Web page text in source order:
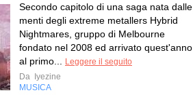
Secondo capitolo di una saga nata dalle
menti degli extreme metallers Hybrid
Nightmares, gruppo di Melbourne
fondato nel 2008 ed arrivato quest'anno
al primo...
Leggere il seguito
Da
Iyezine
MUSICA